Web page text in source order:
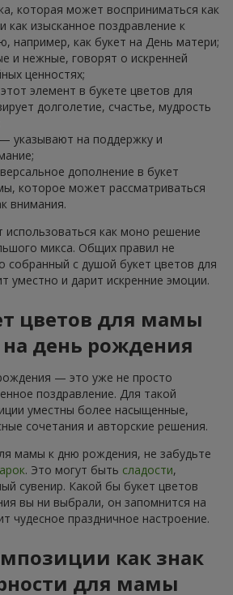
которая может восприниматься как
как изысканное поздравление к
например, как букет на День матери;
и нежные, говорят о искренней
ценностях;
элемент в букете цветов для
долголетие, счастье, мудрость
— указывают на поддержку и
дополнение в букет
которое может рассматриваться
внимания.
как моно решение
микса. Общих правил не
собранный с душой букет цветов для
уместно и дарит искренние эмоции.
цветов для мамы
день рождения
— это уже не просто
поздравление. Для такой
уместны более насыщенные,
сочетания и авторские решения.
мамы к дню рождения, не забудьте
. Это могут быть сладости,
сувенир. Какой бы букет цветов
вы ни выбрали, он запомнится на
чудесное праздничное настроение.
как знак
для мамы